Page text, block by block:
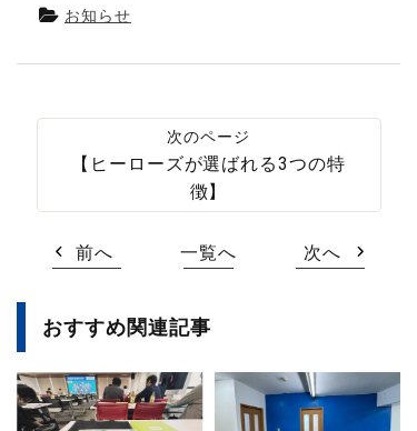
お知らせ
【ヒーローズが選ばれる3つの特
徴】
前へ 一覧へ 次へ
おすすめ関連記事